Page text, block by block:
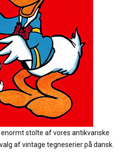
enormt stolte af vores antikvariske
af vintage tegneserier på dansk.